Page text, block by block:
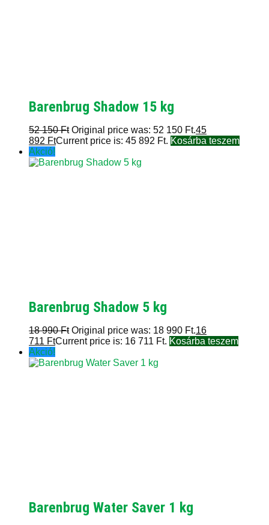
Barenbrug Shadow 15 kg
52 150Ft Original price was: 52 150 Ft.45
892 FtCurrent price is: 45 892 Ft. Kosárba teszem
Akció!
Barenbrug Shadow 5 kg
18 990Ft Original price was: 18 990 Ft.16
711 FtCurrent price is: 16 711 Ft. Kosárba teszem
Akció!
Barenbrug Water Saver 1 kg